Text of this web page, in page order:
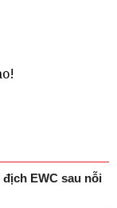
EWC sau nỗi